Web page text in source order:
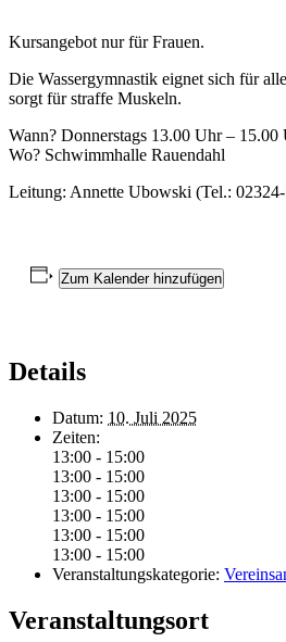
Kursangebot nur für Frauen.
Die Wassergymnastik eignet sich für
sorgt für straffe Muskeln.
Wann? Donnerstags 13.00 Uhr – 15.00
Wo? Schwimmhalle Rauendahl
Leitung: Annette Ubowski (Tel.:
Zum Kalender hinzufügen
Details
Datum: 10. Juli 2025
Zeiten:
13:00 - 15:00
13:00 - 15:00
13:00 - 15:00
13:00 - 15:00
13:00 - 15:00
13:00 - 15:00
Veranstaltungskategorie:
Veranstaltungsort